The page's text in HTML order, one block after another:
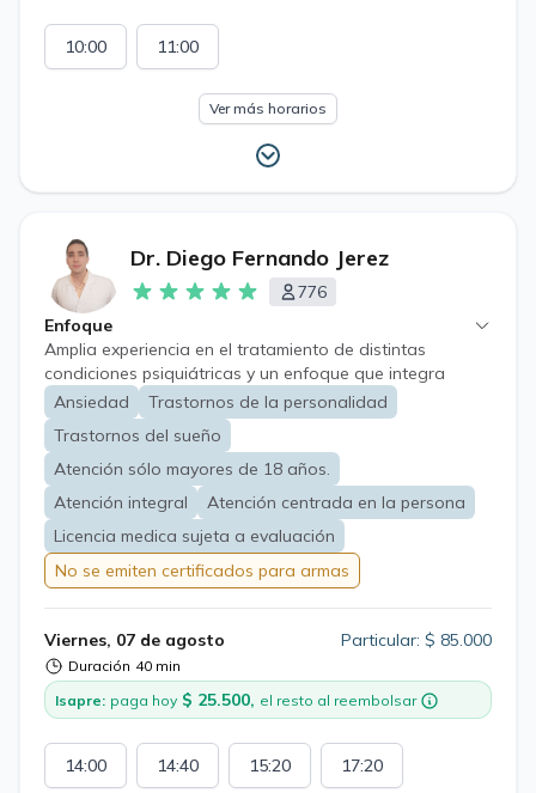
10:00 11:00
Ver más horarios
Dr. Diego Fernando Jerez
776
Enfoque
Amplia experiencia en el tratamiento de distintas
condiciones psiquiátricas y un enfoque que integra
conocimientos basados en evidencia científica, principios
éticos y un trato cordial y amable expresado en el
vínculo terapéutico. El objetivo de la consulta será lograr
una adecuada recuperación y mantención de su salud
mental.
Ansiedad
Trastornos de la personalidad
Trastornos del sueño
Atención sólo mayores de 18 años.
Atención integral
Atención centrada en la persona
Licencia medica sujeta a evaluación
No se emiten certificados para armas
Viernes, 07 de agosto
Duración 40 min
Particular: $ 85.000
Isapre: paga hoy $ 25.500, el resto al reembolsar
14:00 14:40 15:20 17:20